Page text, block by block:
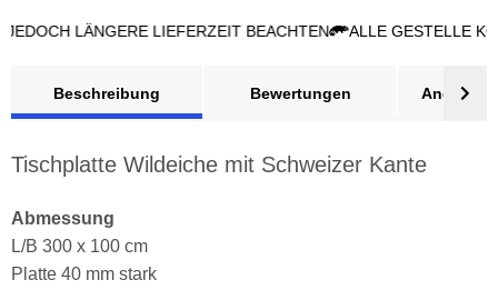
LÄNGERE LIEFERZEIT BEACHTEN ALLE GESTELLE
Beschreibung Bewertungen Angebot
Tischplatte Wildeiche mit Schweizer Kante
Abmessung
L/B 300 x 100 cm
Platte 40 mm stark